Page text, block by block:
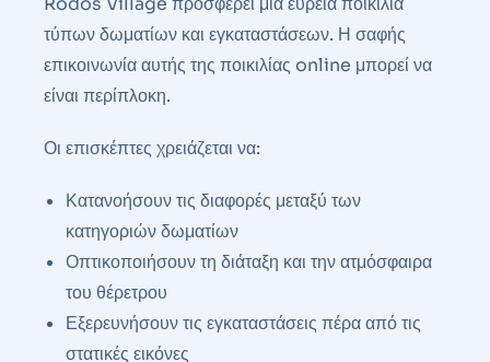
τύπων δωματίων και εγκαταστάσεων. Η σαφής
επικοινωνία αυτής της ποικιλίας online μπορεί να
είναι περίπλοκη.
Οι επισκέπτες χρειάζεται να:
Κατανοήσουν τις διαφορές μεταξύ των
κατηγοριών δωματίων
Οπτικοποιήσουν τη διάταξη και την ατμόσφαιρα
του θέρετρου
Εξερευνήσουν τις εγκαταστάσεις πέρα από τις
στατικές εικόνες